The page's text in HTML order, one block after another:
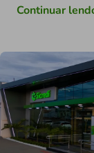
Continuar